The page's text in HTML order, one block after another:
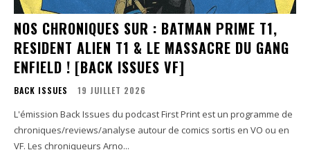
NOS CHRONIQUES SUR : BATMAN PRIME T1,
RESIDENT ALIEN T1 & LE MASSACRE DU GANG
ENFIELD ! [BACK ISSUES VF]
BACK ISSUES 19 JUILLET 2026
L'émission Back Issues du podcast First Print est un programme de
chroniques/reviews/analyse autour de comics sortis en VO ou en
VF. Les chroniqueurs Arno...